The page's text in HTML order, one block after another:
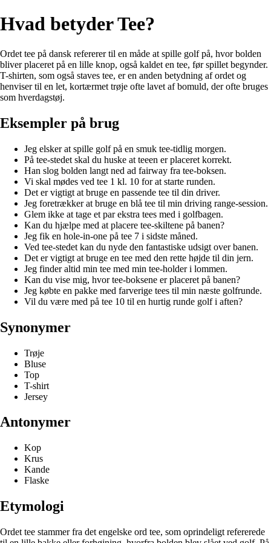
Hvad betyder Tee?
Ordet tee på dansk refererer til en måde at spille golf på, hvor bolden
bliver placeret på en lille knop, også kaldet en tee, før spillet begynder.
T-shirten, som også staves tee, er en anden betydning af ordet og
henviser til en let, kortærmet trøje ofte lavet af bomuld, der ofte bruges
som hverdagstøj.
Eksempler på brug
Jeg elsker at spille golf på en smuk tee-tidlig morgen.
På tee-stedet skal du huske at teeen er placeret korrekt.
Han slog bolden langt ned ad fairway fra tee-boksen.
Vi skal mødes ved tee 1 kl. 10 for at starte runden.
Det er vigtigt at bruge en passende tee til din driver.
Jeg foretrækker at bruge en blå tee til min driving range-session.
Glem ikke at tage et par ekstra tees med i golfbagen.
Kan du hjælpe med at placere tee-skiltene på banen?
Jeg fik en hole-in-one på tee 7 i sidste måned.
Ved tee-stedet kan du nyde den fantastiske udsigt over banen.
Det er vigtigt at bruge en tee med den rette højde til din jern.
Jeg finder altid min tee med min tee-holder i lommen.
Kan du vise mig, hvor tee-boksene er placeret på banen?
Jeg købte en pakke med farverige tees til min næste golfrunde.
Vil du være med på tee 10 til en hurtig runde golf i aften?
Synonymer
Trøje
Bluse
Top
T-shirt
Jersey
Antonymer
Kop
Krus
Kande
Flaske
Etymologi
Ordet tee stammer fra det engelske ord tee, som oprindeligt refererede